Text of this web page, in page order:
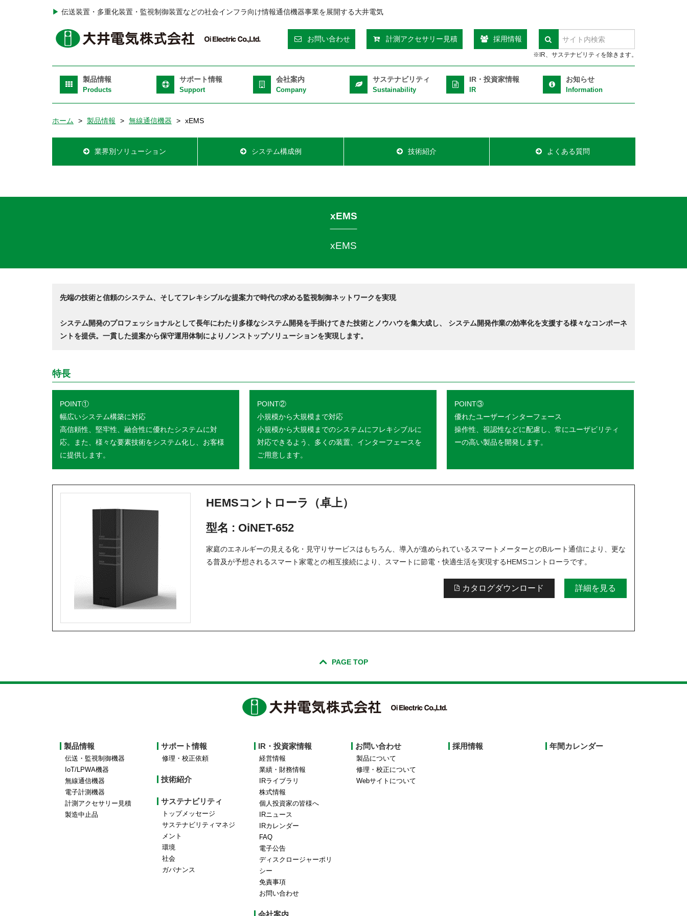
▶ 伝送装置・多重化装置・監視制御装置などの社会インフラ向け情報通信機器事業を展開する大井電気
Header
Right
お問い合わせ 計測アクセサリー見積 採用情報 検索
※IR、サステナビリティを除きます。
Main
navigation
製品情報
Products
サポート情報
Support
会社案内
Company
サステナビリティ
Sustainability
IR・投資家情報
IR
お知らせ
Information
ホーム 製品情報 無線通信機器 xEMS
Product
Information
業界別ソリューション システム構成例 技術紹介 よくある質問
xEMS
xEMS
先端の技術と信頼のシステム、そしてフレキシブルな提案力で時代の求める監視制御ネットワークを実現
システム開発のプロフェッショナルとして長年にわたり多様なシステム開発を手掛けてきた技術とノウハウを集大成し、 システム開発作業の効率化を支援する様々なコンポーネ
ントを提供。一貫した提案から保守運用体制によりノンストップソリューションを実現します。
特長
POINT①
幅広いシステム構築に対応
高信頼性、堅牢性、融合性に優れたシステムに対
応。また、様々な要素技術をシステム化し、お客様
に提供します。
POINT②
小規模から大規模まで対応
小規模から大規模までのシステムにフレキシブルに
対応できるよう、多くの装置、インターフェースを
ご用意します。
POINT③
優れたユーザーインターフェース
操作性、視認性などに配慮し、常にユーザビリティ
ーの高い製品を開発します。
HEMSコントローラ（卓上）
型名 : OiNET-652
家庭のエネルギーの見える化・見守りサービスはもちろん、導入が進められているスマートメーターとのBルート通信により、更な
る普及が予想されるスマート家電との相互接続により、スマートに節電・快適生活を実現するHEMSコントローラです。
カタログダウンロード 詳細を見る
PAGE TOP
Footer
top
menu
製品情報
伝送・監視制御機器
IoT/LPWA機器
無線通信機器
電子計測機器
計測アクセサリー見積
製造中止品
サポート情報
修理・校正依頼
技術紹介
サステナビリティ
トップメッセージ
サステナビリティマネジ
メント
環境
社会
ガバナンス
IR・投資家情報
経営情報
業績・財務情報
IRライブラリ
株式情報
個人投資家の皆様へ
IRニュース
IRカレンダー
FAQ
電子公告
ディスクロージャーポリ
シー
免責事項
お問い合わせ
会社案内
お問い合わせ
製品について
修理・校正について
Webサイトについて
採用情報 年間カレンダー